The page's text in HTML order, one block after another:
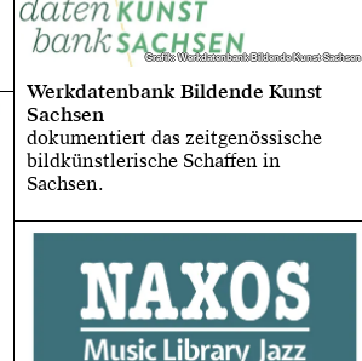
Grafik: Werkdatenbank Bildende Kunst Sachsen
Grafik: Werkdatenbank Bildende Kunst Sachsen
Werkdatenbank Bildende Kunst
Sachsen
dokumentiert das zeitgenössische
bildkünstlerische Schaffen in
Sachsen.